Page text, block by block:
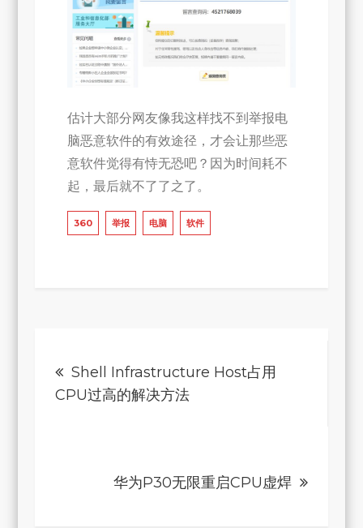
估计大部分网友像我这样找不到举报电
脑恶意软件的有效途径，才会让那些恶
意软件觉得有恃无恐吧？因为时间耗不
起，最后就不了了之了。
360 举报 电脑 软件
章 Shell Infrastructure Host占用
CPU过高的解决方法
华为P30无限重启CPU虚焊